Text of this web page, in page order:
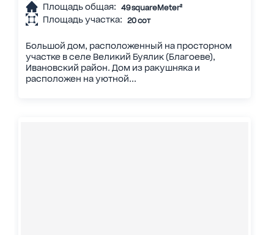
Площадь общая: 49 squareMeter²
Площадь участка: 20 сот
Большой дом, расположенный на просторном
участке в селе Великий Буялик (Благоеве),
Ивановский район. Дом из ракушняка и
расположен на уютной...